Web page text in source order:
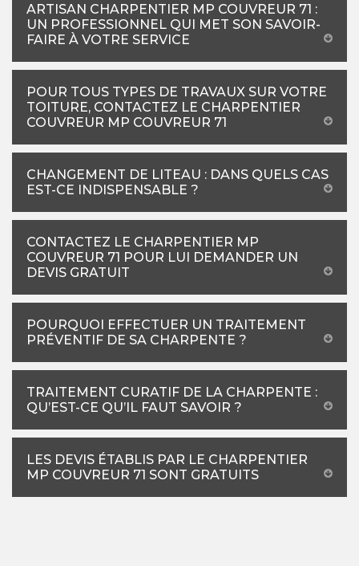
ARTISAN CHARPENTIER MP COUVREUR 71 :
UN PROFESSIONNEL QUI MET SON SAVOIR-
FAIRE À VOTRE SERVICE
POUR TOUS TYPES DE TRAVAUX SUR VOTRE
TOITURE, CONTACTEZ LE CHARPENTIER
COUVREUR MP COUVREUR 71
CHANGEMENT DE LITEAU : DANS QUELS CAS
EST-CE INDISPENSABLE ?
CONTACTEZ LE CHARPENTIER MP
COUVREUR 71 POUR LUI DEMANDER UN
DEVIS GRATUIT
POURQUOI EFFECTUER UN TRAITEMENT
PRÉVENTIF DE SA CHARPENTE ?
TRAITEMENT CURATIF DE LA CHARPENTE :
QU’EST-CE QU’IL FAUT SAVOIR ?
LES DEVIS ÉTABLIS PAR LE CHARPENTIER
MP COUVREUR 71 SONT GRATUITS